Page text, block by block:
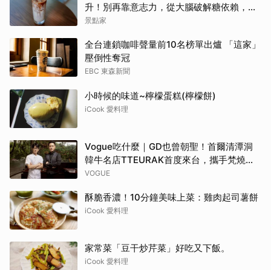
升！別再靠意志力，從大腦破解糖依賴，輕
鬆變美變瘦變年輕！
景點家
全台連鎖咖啡聲量前10名榜單出爐 「這家」
壓倒性奪冠
EBC 東森新聞
小時候的味道~檸檬蛋糕(檸檬餅)
iCook 愛料理
Vogue吃什麼｜GD也曾朝聖！首爾清潭洞
韓牛名店TTEURAK首度來台，攜手梵燒
肉，三天限定客座盛宴8月登場
VOGUE
酥脆香濃！10分鐘美味上菜：雞肉起司薯餅
iCook 愛料理
家常菜「豆干炒芹菜」好吃又下飯。
iCook 愛料理